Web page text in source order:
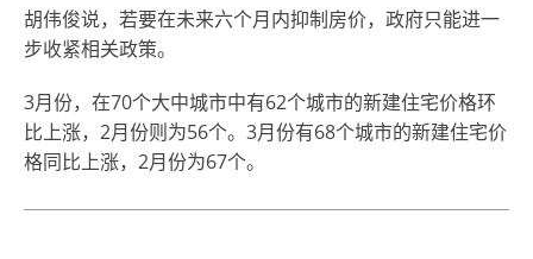
胡伟俊说，若要在未来六个月内抑制房价，政府只能进一
步收紧相关政策。
3月份，在70个大中城市中有62个城市的新建住宅价格环
比上涨，2月份则为56个。3月份有68个城市的新建住宅价
格同比上涨，2月份为67个。